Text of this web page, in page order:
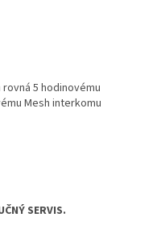
rovná 5 hodinovému
Mesh interkomu
SERVIS.